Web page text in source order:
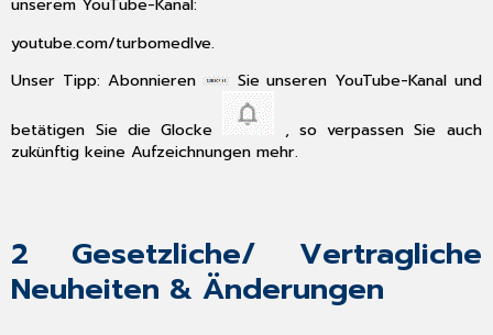
Vertrag
die
3.4
Übernahme
Hinweis
3.5
Korrigierte
youtube.com/turbomedlve.
Unser Tipp: Abonnieren
Sie unseren YouTube-Kanal und
betätigen Sie die Glocke
, so verpassen Sie auch
zukünftigkeine Aufzeichnungen mehr.
2 Gesetzliche/ Vertragliche
Neuheiten & Änderungen